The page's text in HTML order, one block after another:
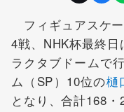
フィギュアスケ
4戦、NHK杯最終
ラクタブドームで
ム（SP）10位の樋
となり、合計168・